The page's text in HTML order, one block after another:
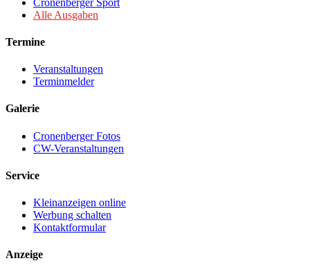
Alle Ausgaben
Termine
Veranstaltungen
Terminmelder
Galerie
Cronenberger Fotos
CW-Veranstaltungen
Service
Kleinanzeigen online
Werbung schalten
Kontaktformular
Anzeige